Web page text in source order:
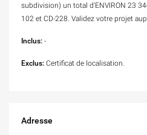
subdivision) un total d'ENVIRON 23
102 et CD-228. Validez votre projet
Inclus: -
Exclus: Certificat de localisation.
Adresse